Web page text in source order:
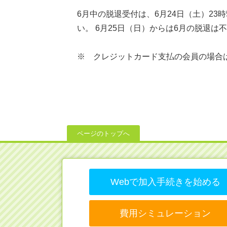
6月中の脱退受付は、6月24日（土）23
い。 6月25日（日）からは6月の脱退は
※ クレジットカード支払の会員の場合
ページのトップへ
Webで加入手続きを始める
費用シミュレーション